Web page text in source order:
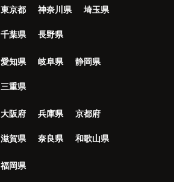
東京都 神奈川県 埼玉県
千葉県 長野県
愛知県 岐阜県 静岡県
三重県
大阪府 兵庫県 京都府
滋賀県 奈良県 和歌山県
福岡県